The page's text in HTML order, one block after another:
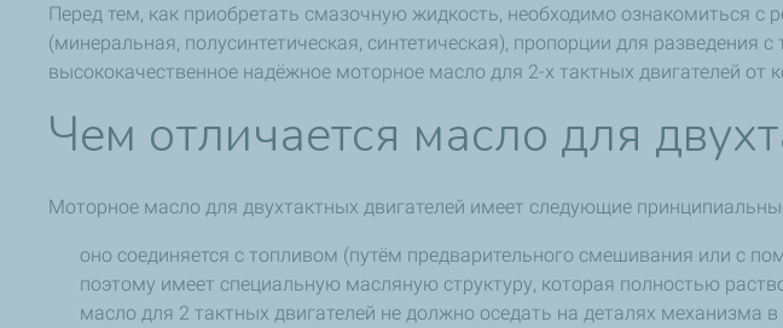
Перед тем, как приобретать смазочную жидкость, необходимо ознакомиться с
(минеральная, полусинтетическая, синтетическая), пропорции для
высококачественное надёжное моторное масло для 2-х тактных двигателей от
Чем отличается масло для
Моторное масло для двухтактных двигателей имеет следующие
оно соединяется с топливом (путём предварительного смешивания или с
поэтому имеет специальную масляную структуру, которая полностью
масло для 2 тактных двигателей не должно оседать на деталях механизма